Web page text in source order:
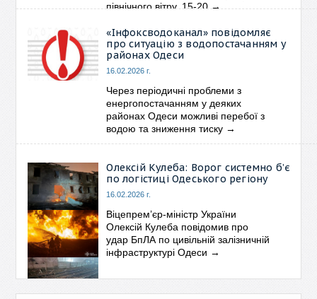
північного вітру, 15-20→
«Інфоксводоканал» повідомляє
про ситуацію з водопостачанням у
районах Одеси
16.02.2026 г.
Через періодичні проблеми з
енергопостачанням у деяких
районах Одеси можливі перебої з
водою та зниження тиску →
Олексій Кулеба: Ворог системно б’є
по логістиці Одеського регіону
16.02.2026 г.
Віцепрем’єр-міністр України
Олексій Кулеба повідомив про
удар БпЛА по цивільній залізничній
інфраструктурі Одеси →